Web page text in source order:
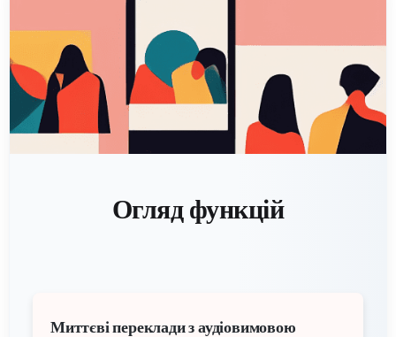
Огляд функцій
Миттєві переклади з аудіовимовою